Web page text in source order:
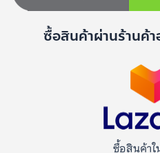
ซื้อสินค้าผ่านร้านค้
ซื้อสินค้าใ